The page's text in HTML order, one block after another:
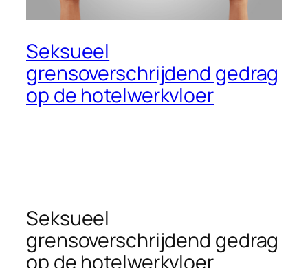
Seksueel
grensoverschrijdend gedrag
op de hotelwerkvloer
Seksueel
grensoverschrijdend gedrag
op de hotelwerkvloer